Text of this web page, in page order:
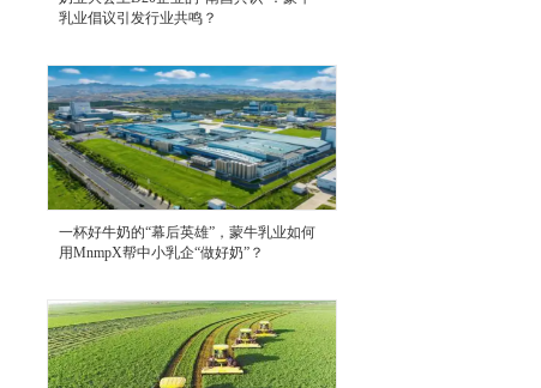
乳业倡议引发行业共鸣？
一杯好牛奶的“幕后英雄”，蒙牛乳业如何
用MnmpX帮中小乳企“做好奶”？